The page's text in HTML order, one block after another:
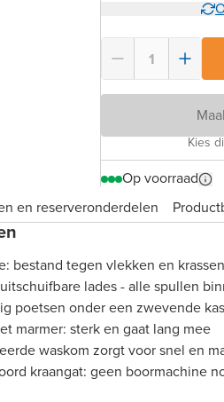
Kies
Op voorraad
en reserveronderdelen
bestand tegen vlekken en krassen
lades - alle spullen
poetsen onder een zwevende
marmer: sterk en gaat lang mee
waskom zorgt voor snel en
kraangat: geen boormachine